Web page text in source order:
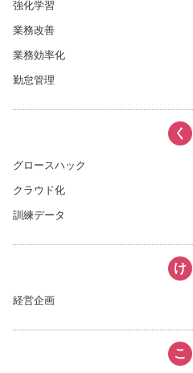
強化学習
業務改善
業務効率化
勤怠管理
く
グロースハック
クラウド化
訓練データ
け
経営企画
こ